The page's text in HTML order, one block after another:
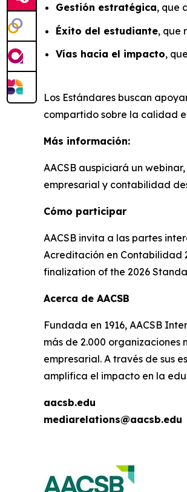
Gestión estratégica, que
Éxito del estudiante, que
Vías hacia el impacto,
Los Estándares buscan
compartido sobre la calidad
Más información:
AACSB auspiciará un webinar,
empresarial y contabilidad
Cómo participar
AACSB invita a las partes
Acreditación en Contabilidad
finalization of the 2026
Acerca de AACSB
Fundada en 1916, AACSB
más de 2.000 organizaciones
empresarial. A través de sus
amplifica el impacto en la
aacsb.edu
mediarelations@aacsb.edu